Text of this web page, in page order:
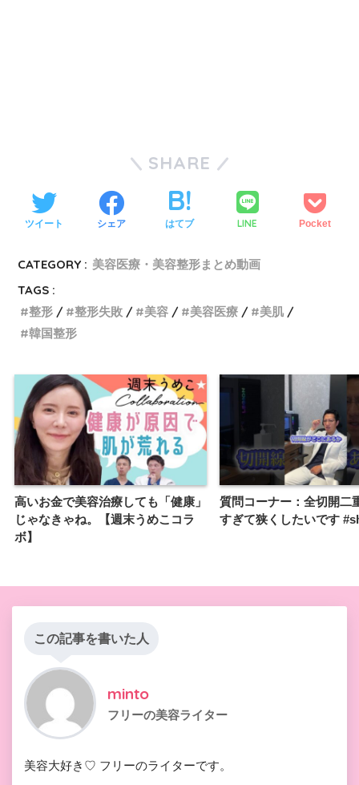
SHARE
ツイート シェア はてブ LINE Pocket
CATEGORY : 美容医療・美容整形まとめ動画
TAGS :
整形
整形失敗 美容 美容医療
美肌
韓国整形
高いお金で美容治療しても「健康」
じゃなきゃね。【週末うめこコラ
ボ】
質問コーナー：全切開二
すぎて狭くしたいです
この記事を書いた人
minto
フリーの美容ライター
美容大好き♡ フリーのライターです。